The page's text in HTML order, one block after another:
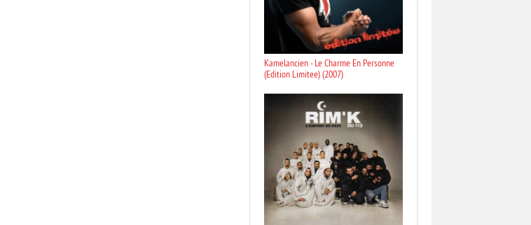
Kamelancien - Le Charme En Personne
(Edition Limitee) (2007)